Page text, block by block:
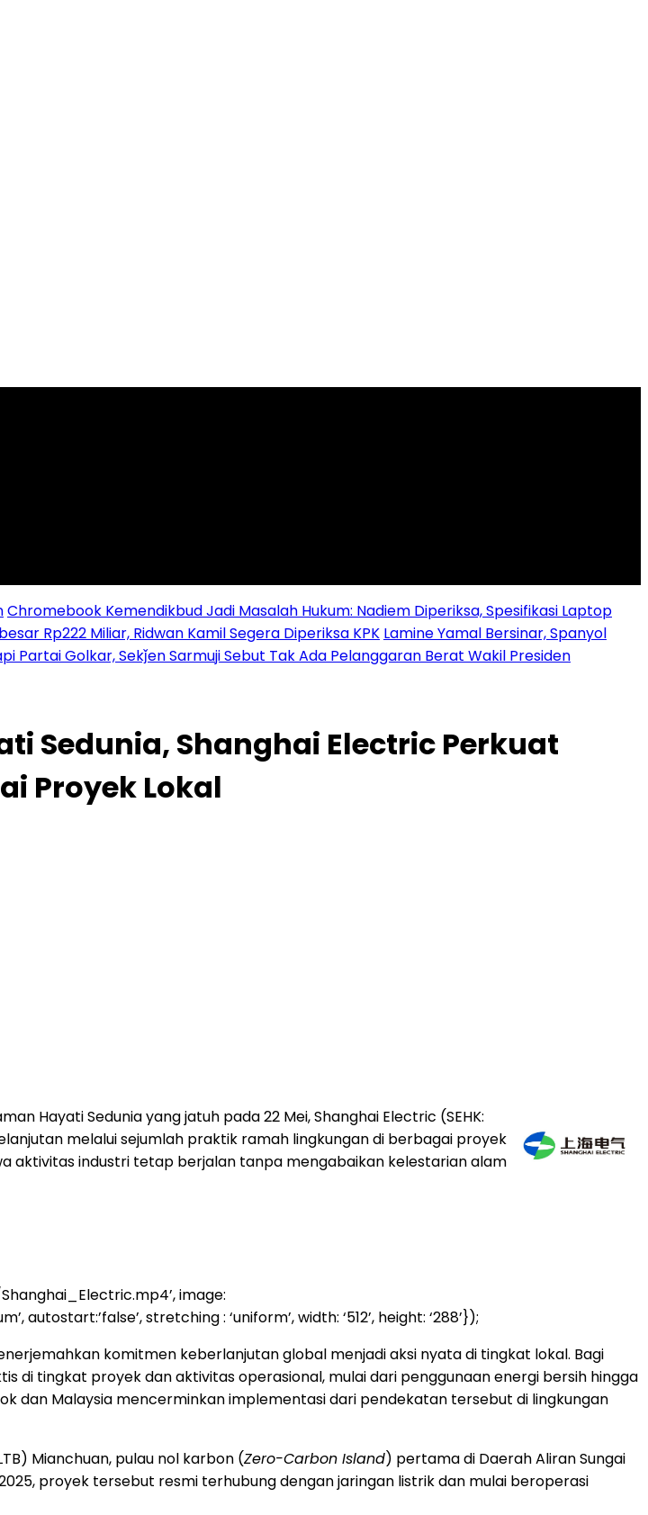
Chromebook Kemendikbud Jadi Masalah Hukum: Nadiem Diperiksa, Spesifikasi Laptop
Rp222 Miliar, Ridwan Kamil Segera Diperiksa KPK Lamine Yamal Bersinar, Spanyol
Partai Golkar, Sekǰen Sarmuji Sebut Tak Ada Pelanggaran Berat Wakil Presiden
Sedunia, Shanghai Electric Perkuat
Proyek Lokal
Hayati Sedunia yang jatuh pada 22 Mei, Shanghai Electric (SEHK:
melalui sejumlah praktik ramah lingkungan di berbagai proyek
aktivitas industri tetap berjalan tanpa mengabaikan kelestarian alam
image:
stretching : ‘uniform’, width: ‘512’, height: ‘288’});
komitmen keberlanjutan global menjadi aksi nyata di tingkat lokal. Bagi
di tingkat proyek dan aktivitas operasional, mulai dari penggunaan energi bersih hingga
dan Malaysia mencerminkan implementasi dari pendekatan tersebut di lingkungan
Mianchuan, pulau nol karbon (Zero-Carbon Island) pertama di Daerah Aliran Sungai
proyek tersebut resmi terhubung dengan jaringan listrik dan mulai beroperasi